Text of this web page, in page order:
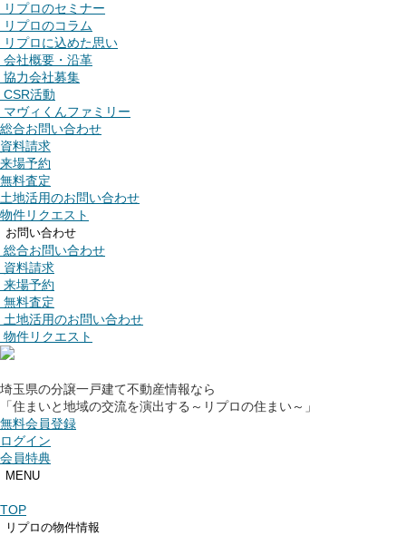
リプロのセミナー
リプロのコラム
リプロに込めた思い
会社概要・沿革
協力会社募集
CSR活動
マヴィくんファミリー
総合お問い合わせ
資料請求
来場予約
無料査定
土地活用のお問い合わせ
物件リクエスト
お問い合わせ
総合お問い合わせ
資料請求
来場予約
無料査定
土地活用のお問い合わせ
物件リクエスト
埼玉県の分譲一戸建て不動産情報なら
「住まいと地域の交流を演出する～リプロの住まい～」
無料会員登録
ログイン
会員特典
MENU
TOP
リプロの物件情報